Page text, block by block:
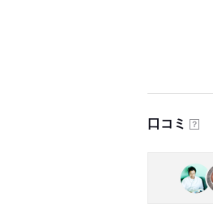
口コミ ？